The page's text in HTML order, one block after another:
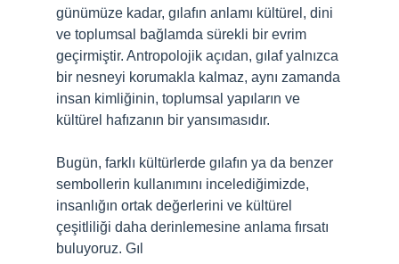
günümüze kadar, gılafın anlamı kültürel, dini
ve toplumsal bağlamda sürekli bir evrim
geçirmiştir. Antropolojik açıdan, gılaf yalnızca
bir nesneyi korumakla kalmaz, aynı zamanda
insan kimliğinin, toplumsal yapıların ve
kültürel hafızanın bir yansımasıdır.
Bugün, farklı kültürlerde gılafın ya da benzer
sembollerin kullanımını incelediğimizde,
insanlığın ortak değerlerini ve kültürel
çeşitliliği daha derinlemesine anlama fırsatı
buluyoruz. Gıl